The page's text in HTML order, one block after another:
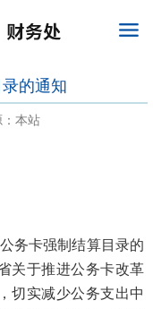
的通知
：本站
务卡强制结算目录的
关于推进公务卡改革
切实减少公务支出中